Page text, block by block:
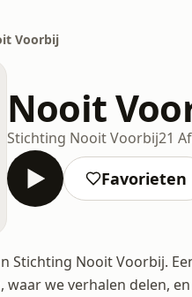
Voorbij
Nooit
Stichting Nooit Voorbij21
Favorieten
Stichting Nooit Voorbij.
waar we verhalen delen,